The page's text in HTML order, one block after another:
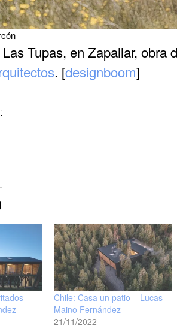
Tupas, en Zapallar, obra
. [designboom]
–
Chile: Casa un patio – Lucas
Maino Fernández
21/11/2022